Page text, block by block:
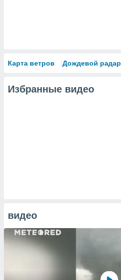
Карта ветров Дождевой радар
Избранные видео
видео